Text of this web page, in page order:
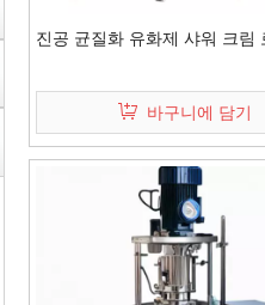
진공 균질화 유화제 샤워 크림
바구니에 담기